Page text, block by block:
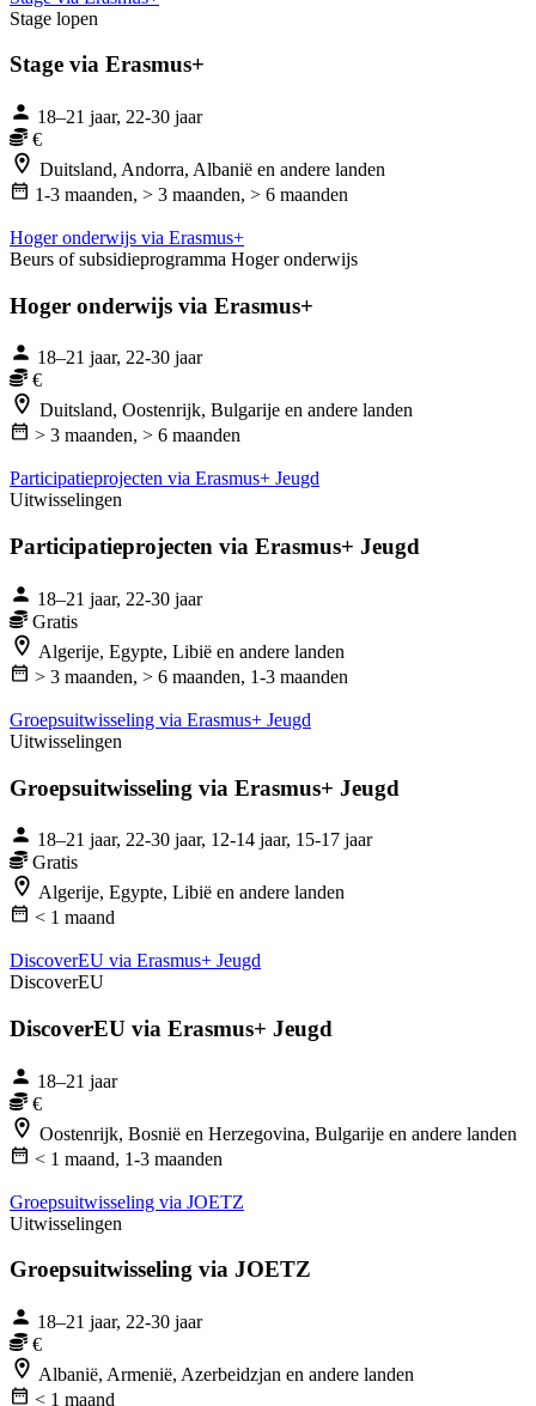
Stage lopen
Stage via Erasmus+
18–21 jaar, 22-30 jaar
€
Duitsland, Andorra, Albanië en andere landen
1-3 maanden, > 3 maanden, > 6 maanden
Hoger onderwijs via Erasmus+
Beurs of subsidieprogramma Hoger onderwijs
Hoger onderwijs via Erasmus+
18–21 jaar, 22-30 jaar
€
Duitsland, Oostenrijk, Bulgarije en andere landen
> 3 maanden, > 6 maanden
Par­ti­ci­pa­tie­pro­jec­ten via Erasmus+ Jeugd
Uitwisselingen
Par­ti­ci­pa­tie­pro­jec­ten via Erasmus+ Jeugd
18–21 jaar, 22-30 jaar
Gratis
Algerije, Egypte, Libië en andere landen
> 3 maanden, > 6 maanden, 1-3 maanden
Groeps­uit­wis­se­ling via Erasmus+ Jeugd
Uitwisselingen
Groeps­uit­wis­se­ling via Erasmus+ Jeugd
18–21 jaar, 22-30 jaar, 12-14 jaar, 15-17 jaar
Gratis
Algerije, Egypte, Libië en andere landen
< 1 maand
DiscoverEU via Erasmus+ Jeugd
DiscoverEU
DiscoverEU via Erasmus+ Jeugd
18–21 jaar
€
Oostenrijk, Bosnië en Herzegovina, Bulgarije en andere landen
< 1 maand, 1-3 maanden
Groeps­uit­wis­se­ling via JOETZ
Uitwisselingen
Groeps­uit­wis­se­ling via JOETZ
18–21 jaar, 22-30 jaar
€
Albanië, Armenië, Azerbeidzjan en andere landen
< 1 maand